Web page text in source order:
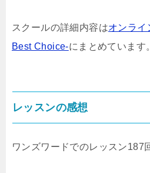
スクールの詳細内容はオンライ
Best Choice-にまとめています
レッスンの感想
ワンズワードでのレッスン187